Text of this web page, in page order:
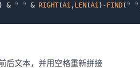
) & " " & RIGHT(A1 ,LEN(A1 )-FIND( " "
后文本，并用空格重新拼接